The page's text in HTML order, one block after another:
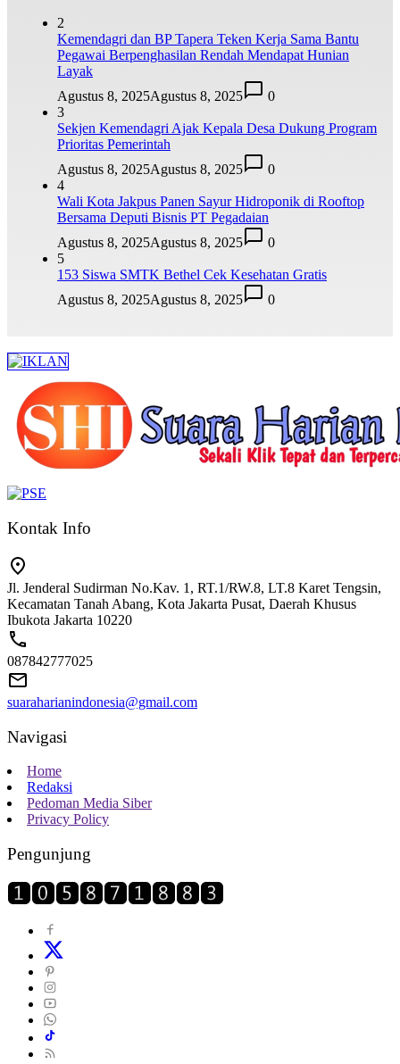
2
Kemendagri dan BP Tapera Teken Kerja Sama Bantu
Pegawai Berpenghasilan Rendah Mendapat Hunian
Layak
Agustus 8, 2025Agustus 8, 2025
0
3
Sekjen Kemendagri Ajak Kepala Desa Dukung Program
Prioritas Pemerintah
Agustus 8, 2025Agustus 8, 2025
0
4
Wali Kota Jakpus Panen Sayur Hidroponik di Rooftop
Bersama Deputi Bisnis PT Pegadaian
Agustus 8, 2025Agustus 8, 2025
0
5
153 Siswa SMTK Bethel Cek Kesehatan Gratis
Agustus 8, 2025Agustus 8, 2025 0
Kontak Info
Jl. Jenderal Sudirman No.Kav. 1, RT.1/RW.8, LT.8 Karet Tengsin,
Kecamatan Tanah Abang, Kota Jakarta Pusat, Daerah Khusus
Ibukota Jakarta 10220
087842777025
suaraharianindonesia@gmail.com
Navigasi
Home
Redaksi
Pedoman Media Siber
Privacy Policy
Pengunjung